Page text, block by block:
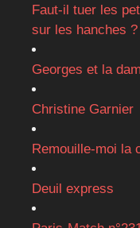
Faut-il tuer les
sur les hanches ?
Georges et la
Christine Garnier
Remouille-moi la
Deuil express